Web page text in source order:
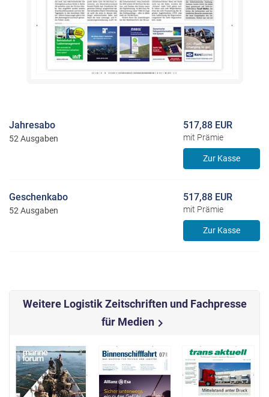
Jahresabo
52 Ausgaben
517,88 EUR
mit Prämie
Zur Kasse
Geschenkabo
52 Ausgaben
517,88 EUR
mit Prämie
Zur Kasse
Weitere Logistik Zeitschriften und Fachpresse
für Medienchevron_right